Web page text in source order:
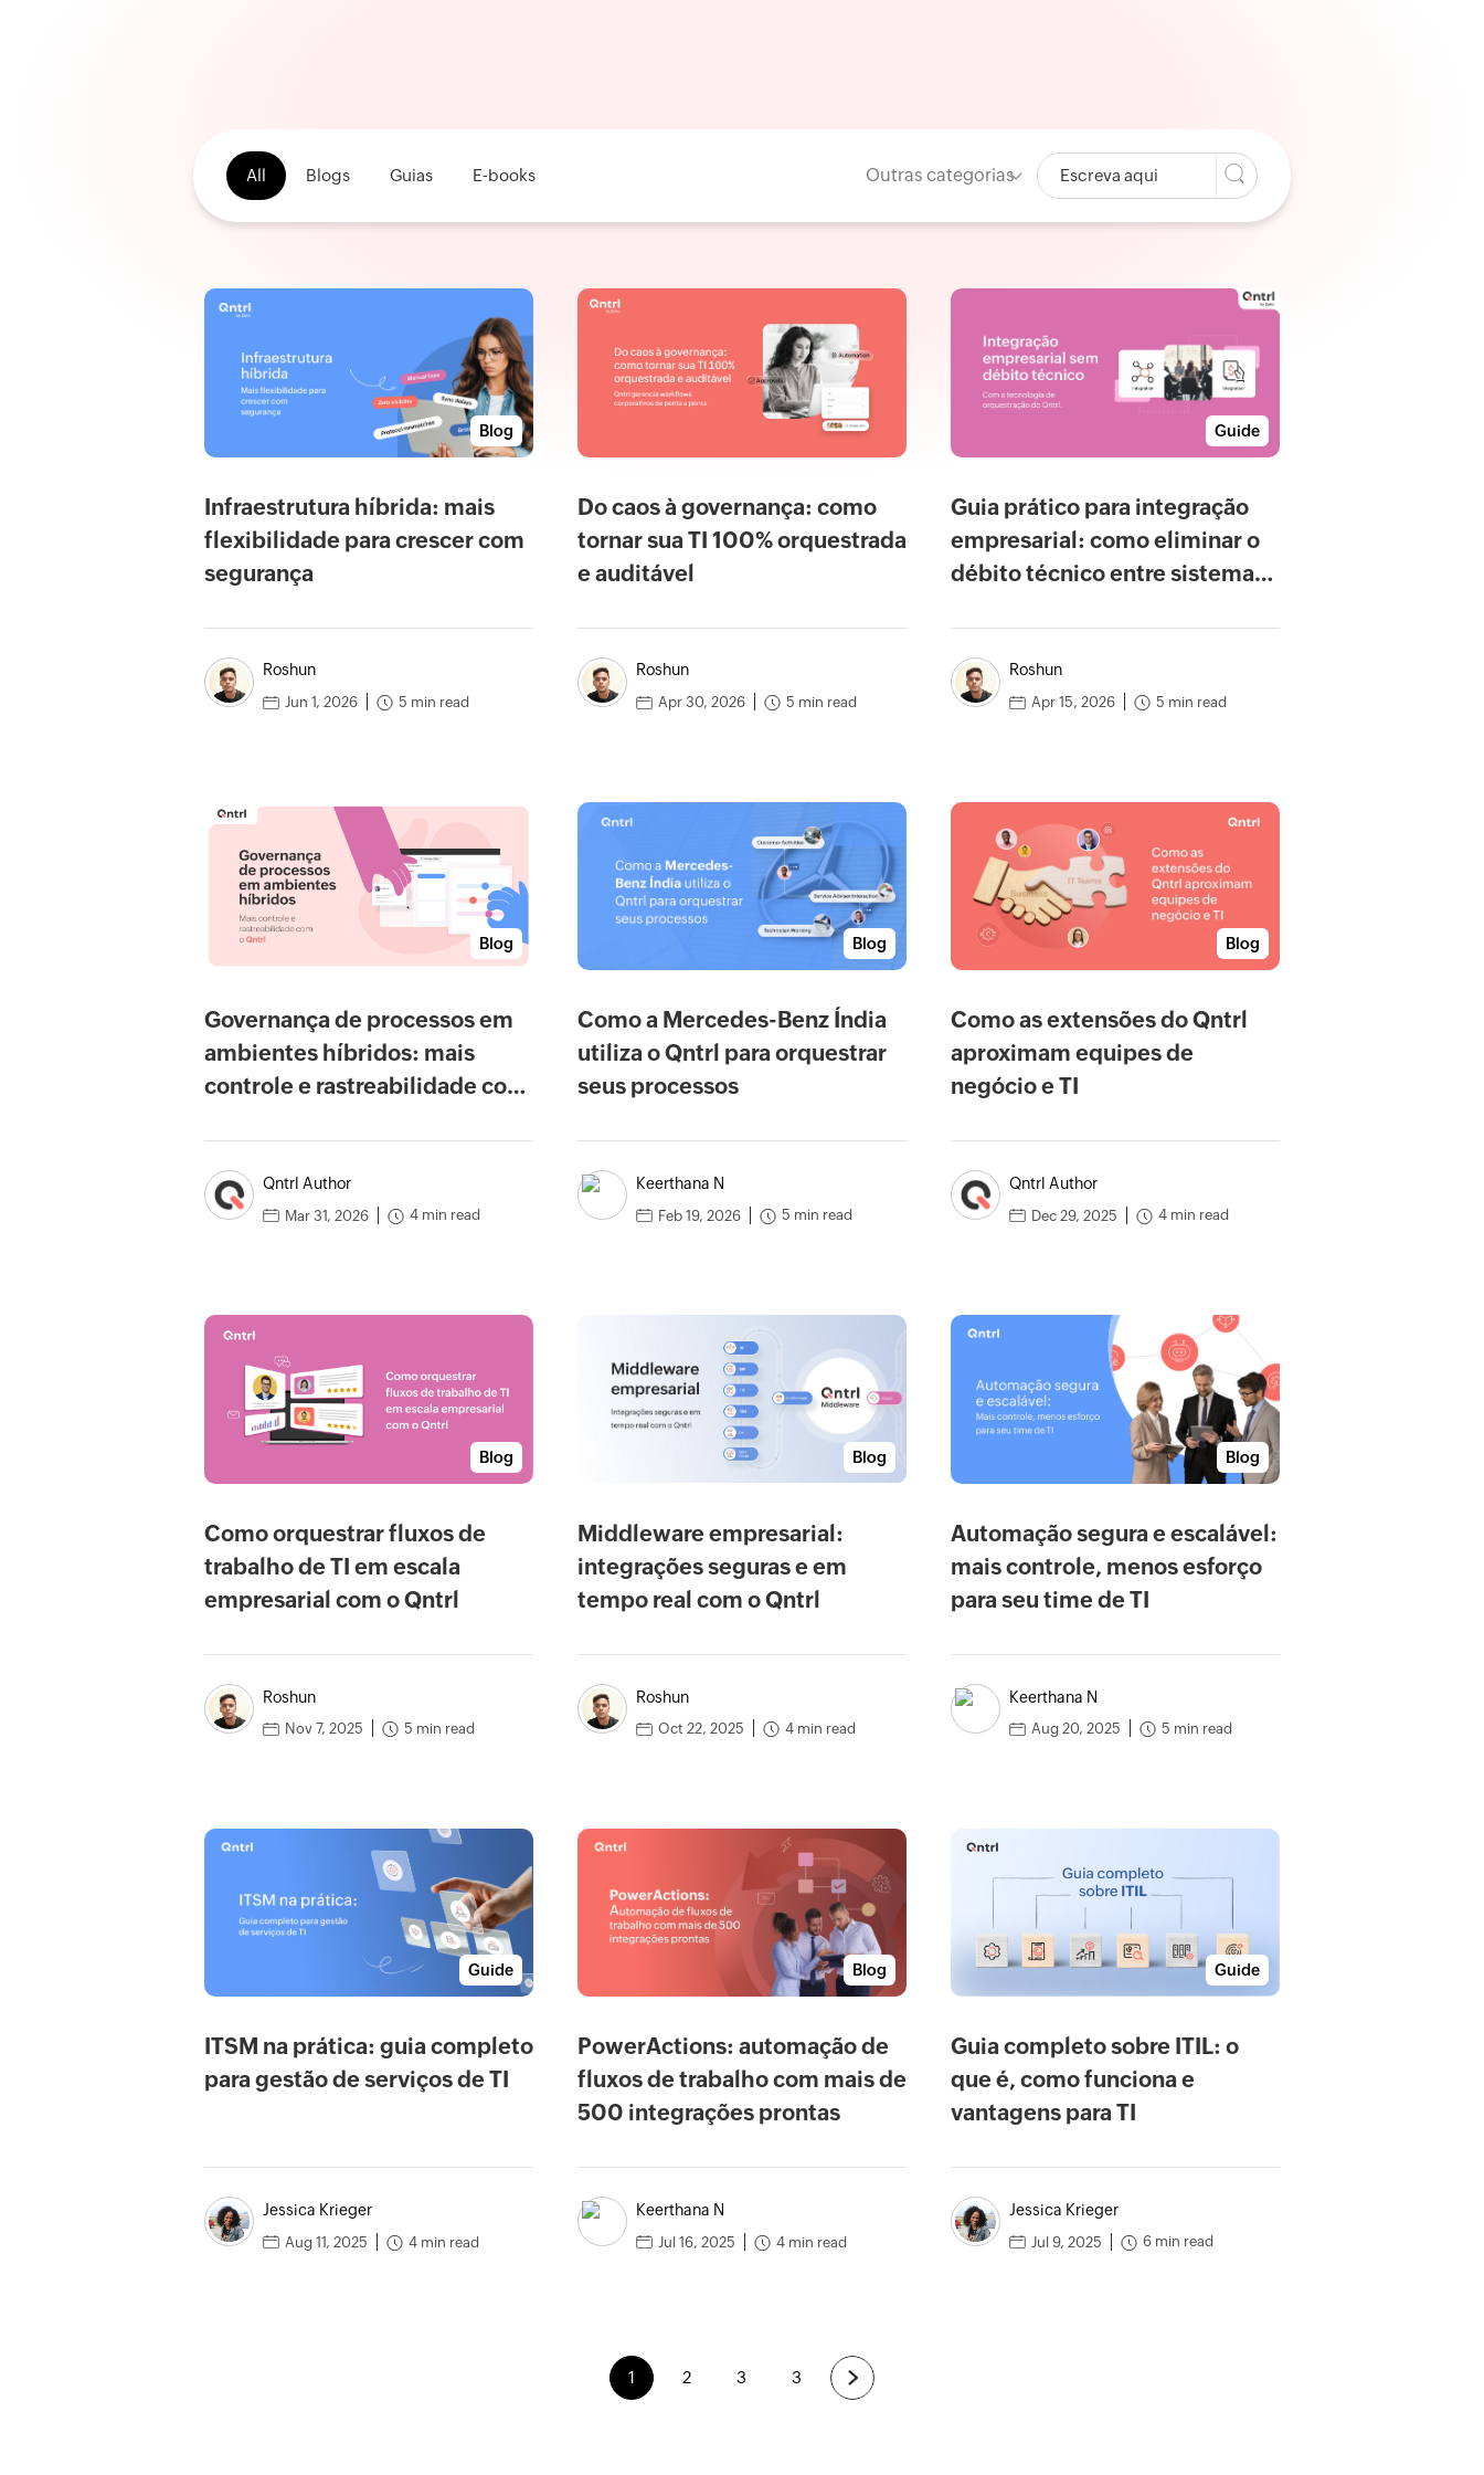
All Blogs Guias E-books Outras categorias
HOME CATEGORY: TI
Blog
Infraestrutura híbrida: mais
flexibilidade para crescer com
segurança
Roshun
Jun 1, 2026 5 min read
Do caos à governança: como
tornar sua TI 100% orquestrada
e auditável
Roshun
Apr 30, 2026 5 min read
Guide
Guia prático para integração
empresarial: como eliminar o
débito técnico entre sistemas
Roshun
Apr 15, 2026 5 min read
Blog
Governança de processos em
ambientes híbridos: mais
controle e rastreabilidade com
Qntrl Author
Mar 31, 2026 4 min read
Blog
Como a Mercedes-Benz Índia
utiliza o Qntrl para orquestrar
seus processos
Keerthana N
Feb 19, 2026 5 min read
Blog
Como as extensões do Qntrl
aproximam equipes de
negócio e TI
Qntrl Author
Dec 29, 2025 4 min read
Blog
Como orquestrar fluxos de
trabalho de TI em escala
empresarial com o Qntrl
Roshun
Nov 7, 2025 5 min read
Blog
Middleware empresarial:
integrações seguras e em
tempo real com o Qntrl
Roshun
Oct 22, 2025 4 min read
Blog
Automação segura e escalável:
mais controle, menos esforço
para seu time de TI
Keerthana N
Aug 20, 2025 5 min read
Guide
ITSM na prática: guia completo
para gestão de serviços de TI
Jessica Krieger
Aug 11, 2025 4 min read
Blog
PowerActions: automação de
fluxos de trabalho com mais de
500 integrações prontas
Keerthana N
Jul 16, 2025 4 min read
Guide
Guia completo sobre ITIL: o
que é, como funciona e
vantagens para TI
Jessica Krieger
Jul 9, 2025 6 min read
1 2 3 3